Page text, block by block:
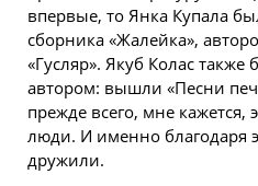
впервые, то Янка Купала
сборника «Жалейка»,
«Гусляр». Якуб Колас
автором: вышли «Песни
прежде всего, мне
люди. И именно благодаря
дружили.